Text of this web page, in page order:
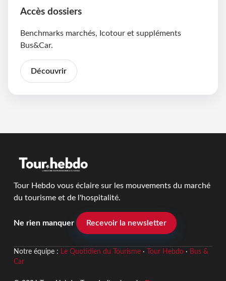
Accès dossiers
Benchmarks marchés, Icotour et suppléments
Bus&Car.
Découvrir
Tour Hebdo vous éclaire sur les mouvements du marché
du tourisme et de l'hospitalité.
Ne rien manquer Recevoir la newsletter
Notre équipe : Le Quotidien du Tourisme· Tour Hebdo· Bus &
Car